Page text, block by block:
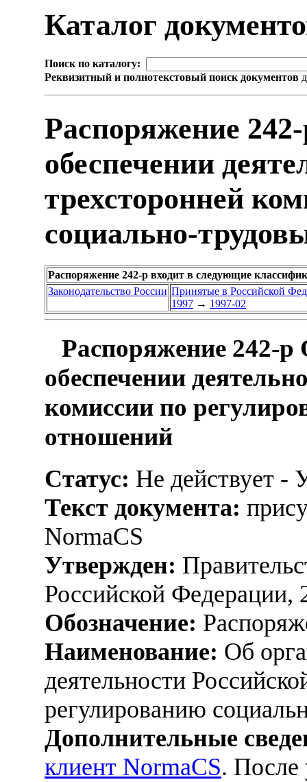
Каталог
Поиск по каталогу:
Реквизитный и полнотекстовый поиск документов
Распоряжение
обеспечении
трехсторонней
социально-
Распоряжение 242-р входит в следующие
Законодательство России Принятые в Российской
1997 → 1997-02
Распоряжение 242-
обеспечении
комиссии по
отношений
Статус: Не действует -
Текст документа:
NormaCS
Утвержден:
Российской Федерации,
Обозначение:
Наименование: Об
деятельности
регулированию
Дополнительные
клиент NormaCS. После